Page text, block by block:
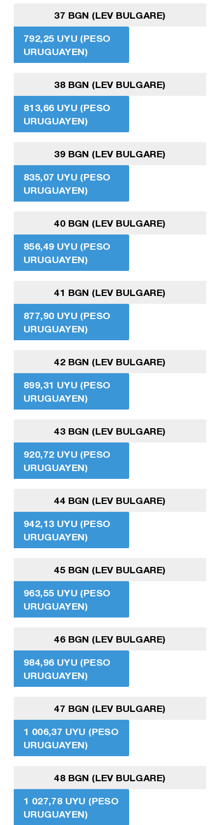
37 BGN (LEV BULGARE)
792,25 UYU (PESO
URUGUAYEN)
38 BGN (LEV BULGARE)
813,66 UYU (PESO
URUGUAYEN)
39 BGN (LEV BULGARE)
835,07 UYU (PESO
URUGUAYEN)
40 BGN (LEV BULGARE)
856,49 UYU (PESO
URUGUAYEN)
41 BGN (LEV BULGARE)
877,90 UYU (PESO
URUGUAYEN)
42 BGN (LEV BULGARE)
899,31 UYU (PESO
URUGUAYEN)
43 BGN (LEV BULGARE)
920,72 UYU (PESO
URUGUAYEN)
44 BGN (LEV BULGARE)
942,13 UYU (PESO
URUGUAYEN)
45 BGN (LEV BULGARE)
963,55 UYU (PESO
URUGUAYEN)
46 BGN (LEV BULGARE)
984,96 UYU (PESO
URUGUAYEN)
47 BGN (LEV BULGARE)
1 006,37 UYU (PESO
URUGUAYEN)
48 BGN (LEV BULGARE)
1 027,78 UYU (PESO
URUGUAYEN)